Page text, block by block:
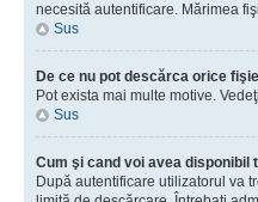
necesită autentificare. Mărimea
Sus
De ce nu pot descărca orice
Pot exista mai multe motive.
Sus
Cum şi cand voi avea
După autentificare utilizatorul va